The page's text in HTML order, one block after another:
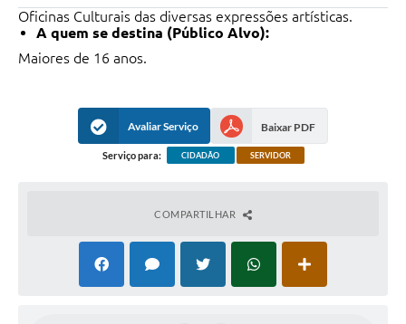
Oficinas Culturais das diversas expressões artísticas.
A quem se destina (Público Alvo):
Maiores de 16 anos.
Avaliar Serviço Baixar PDF
Serviço para: CIDADÃO SERVIDOR
COMPARTILHAR